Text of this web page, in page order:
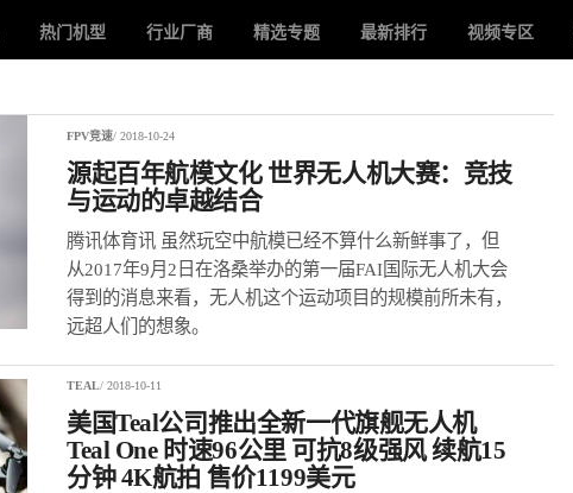
热门机型 行业厂商 精选专题 最新排行 视频专区
FPV竞速/ 2018-10-24
源起百年航模文化 世界无人机大赛：竞技
与运动的卓越结合
腾讯体育讯 虽然玩空中航模已经不算什么新鲜事了，但
从2017年9月2日在洛桑举办的第一届FAI国际无人机大会
得到的消息来看，无人机这个运动项目的规模前所未有，
远超人们的想象。
TEAL/ 2018-10-11
美国Teal公司推出全新一代旗舰无人机
Teal One 时速96公里 可抗8级强风 续航15
分钟 4K航拍 售价1199美元